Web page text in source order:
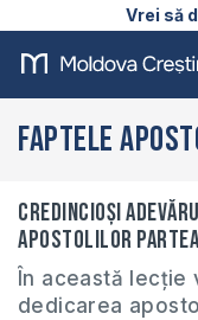
Vrei să
Faptele
Credincioși
Apostolilor
În această
dedicarea